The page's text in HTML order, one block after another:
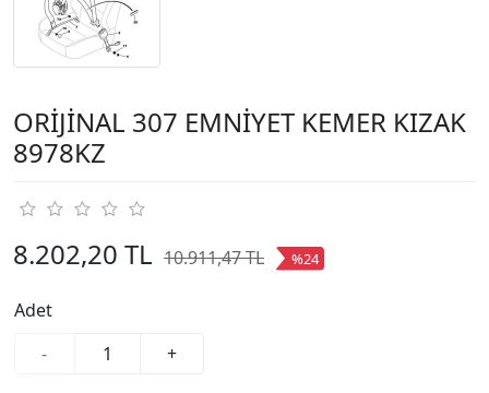
ORİJİNAL 307 EMNİYET KEMER KIZAK
8978KZ
8.202,20 TL 10.911,47 TL %24
Adet
-
+